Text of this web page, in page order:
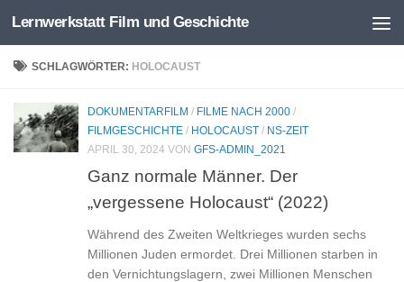
Zum Inhalt springen
Lernwerkstatt Film und Geschichte
SCHLAGWÖRTER: HOLOCAUST
DOKUMENTARFILM / FILME NACH 2000 /
FILMGESCHICHTE / HOLOCAUST / NS-ZEIT
APRIL 30, 2024 VON GFS-ADMIN_2021
Ganz normale Männer. Der
„vergessene Holocaust“ (2022)
Während des Zweiten Weltkrieges wurden sechs
Millionen Juden ermordet. Drei Millionen starben in
den Vernichtungslagern, zwei Millionen Menschen